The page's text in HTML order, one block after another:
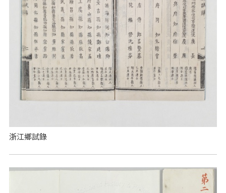
浙江鄉試錄